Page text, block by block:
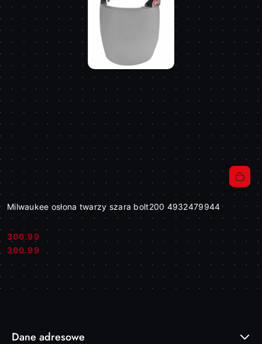
Milwaukee osłona twarzy szara bolt200 4932479944
Cena:
300.99
Cena:
300.99
Dane adresowe